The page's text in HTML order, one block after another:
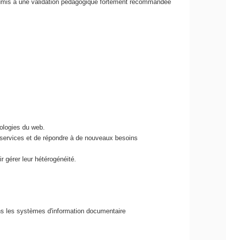
à une validation pédagogique fortement recommandée
du web.
et de répondre à de nouveaux besoins
leur hétérogénéité.
les systèmes d'information documentaire